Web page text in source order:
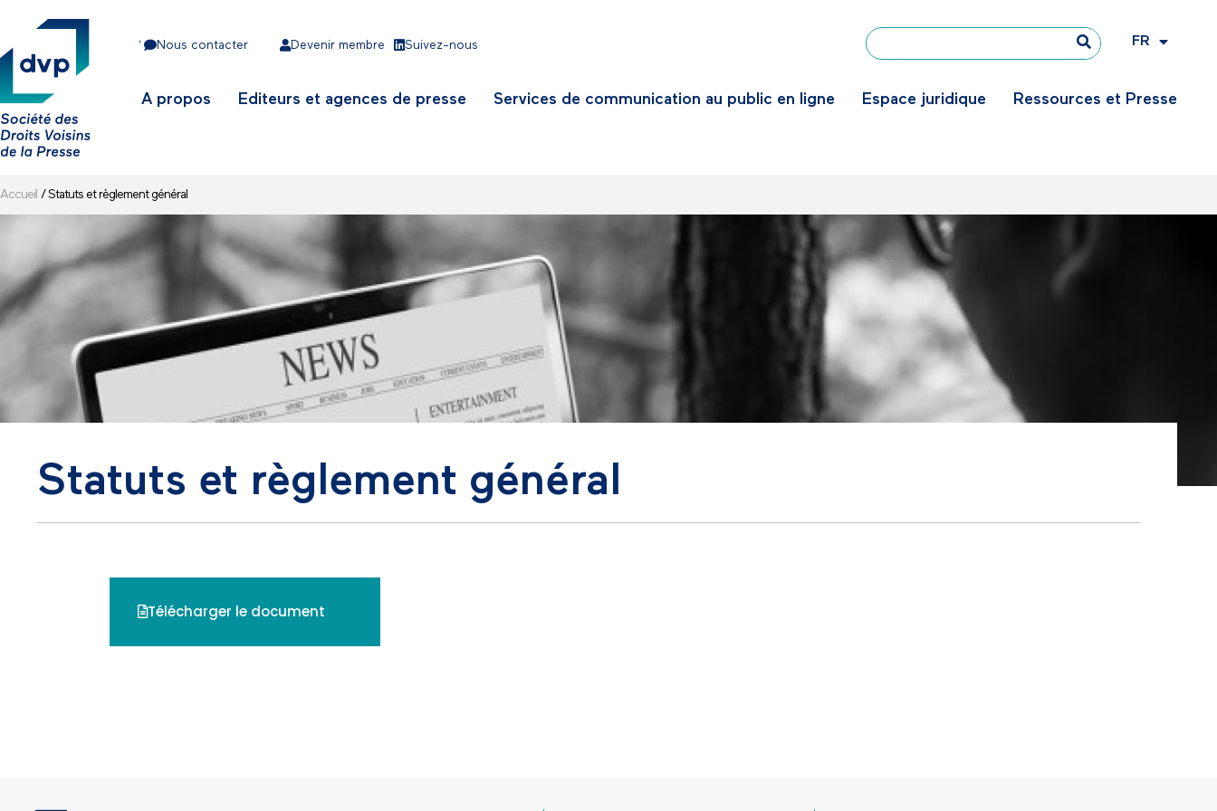
• Nous contacter Devenir membre Suivez-nous FR
EN
A propos Editeurs et agences de presse Services de communication au public en ligne Espace juridique Ressources et Presse
Accueil /Statuts et règlement général
Statuts et règlement général
Télécharger le document